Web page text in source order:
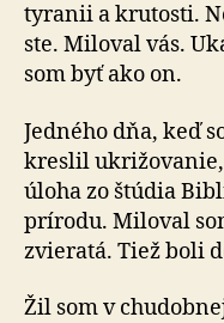
tyranii a krutosti.
ste. Miloval vás.
som byť ako on.
Jedného dňa, keď
kreslil ukrižovanie,
úloha zo štúdia
prírodu. Miloval
zvieratá. Tiež boli
Žil som v